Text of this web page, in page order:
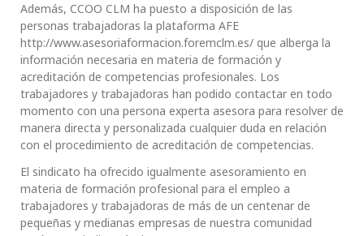
Además, CCOO CLM ha puesto a disposición de las
personas trabajadoras la plataforma AFE
http://www.asesoriaformacion.foremclm.es/ que alberga la
información necesaria en materia de formación y
acreditación de competencias profesionales. Los
trabajadores y trabajadoras han podido contactar en todo
momento con una persona experta asesora para resolver de
manera directa y personalizada cualquier duda en relación
con el procedimiento de acreditación de competencias.
El sindicato ha ofrecido igualmente asesoramiento en
materia de formación profesional para el empleo a
trabajadores y trabajadoras de más de un centenar de
pequeñas y medianas empresas de nuestra comunidad